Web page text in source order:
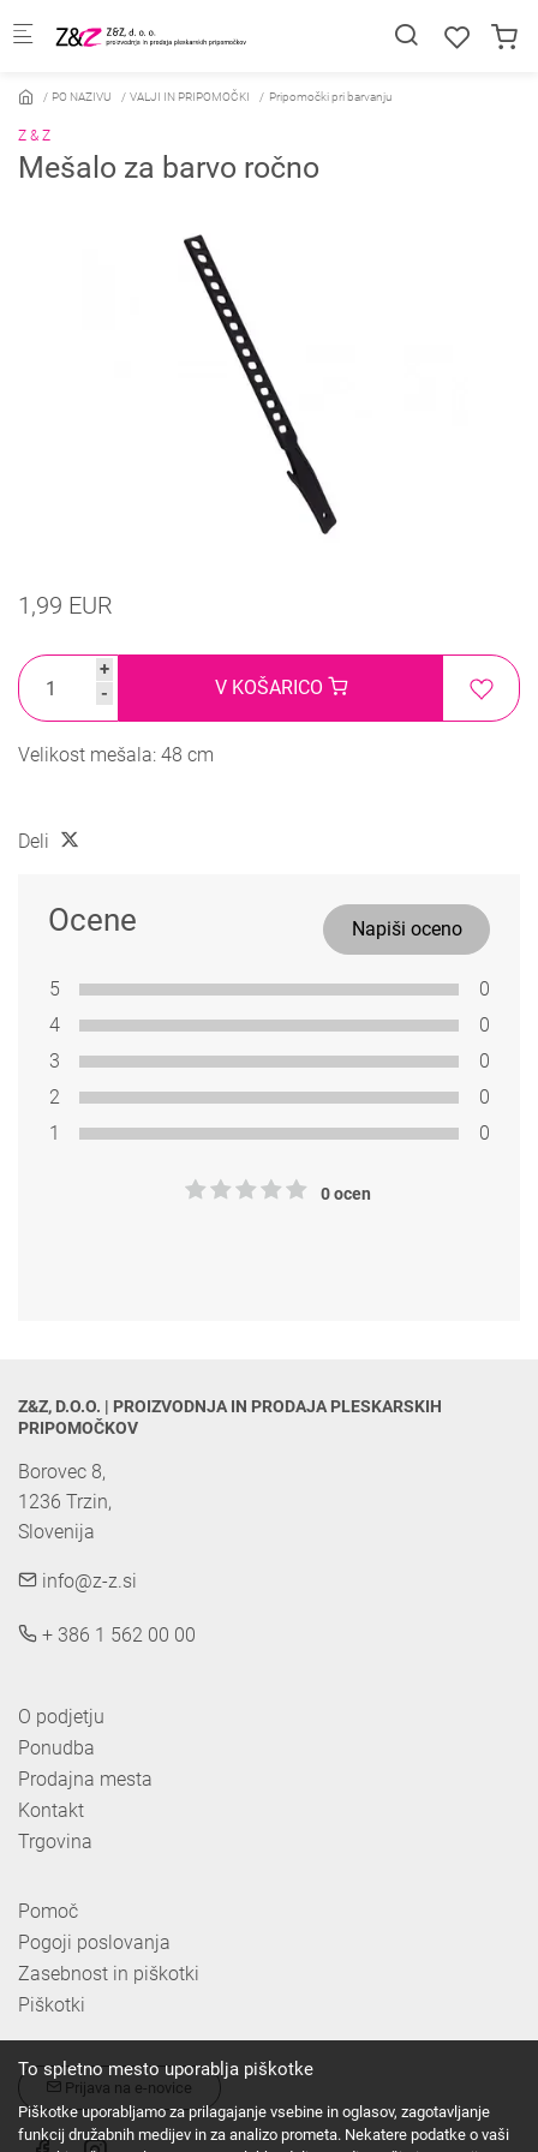
PO NAZIVU VALJI IN PRIPOMOČKI Pripomočki pri barvanju
Z & Z
Mešalo za barvo ročno
1,99 EUR
+
-
V KOŠARICO
Velikost mešala: 48 cm
Deli
Ocene Napiši oceno
5
0
4
0
3
0
2
0
1
0
0 ocen
Z&Z, D.O.O. | PROIZVODNJA IN PRODAJA PLESKARSKIH
PRIPOMOČKOV
Borovec 8,
1236 Trzin,
Slovenija
info@z-z.si
+ 386 1 562 00 00
O podjetju
Ponudba
Prodajna mesta
Kontakt
Trgovina
Pomoč
Pogoji poslovanja
Zasebnost in piškotki
Piškotki
Prijava na e-novice
To spletno mesto uporablja piškotke
Piškotke uporabljamo za prilagajanje vsebine in oglasov, zagotavljanje
funkcij družabnih medijev in za analizo prometa. Nekatere podatke o vaši